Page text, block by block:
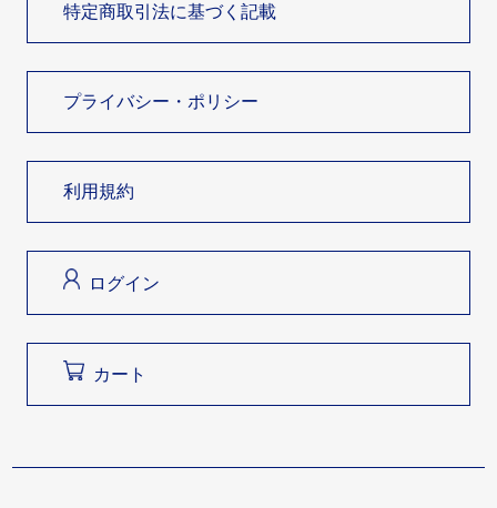
特定商取引法に基づく記載
プライバシー・ポリシー
利用規約
ログイン
カート